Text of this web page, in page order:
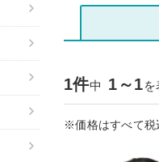
1件中 1～1
※価格はすべて税